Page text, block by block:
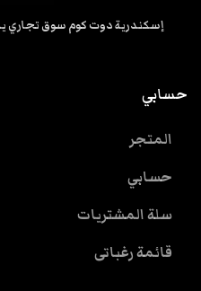
إسكندرية دوت كوم سوق تجاري
حسابي
المتجر
حسابي
سلة المشتريات
قائمة رغباتى